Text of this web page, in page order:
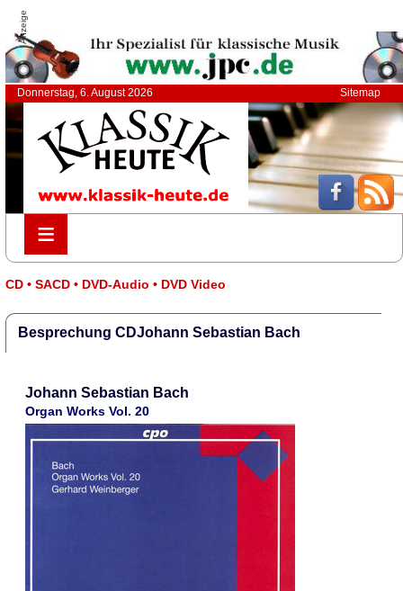
Anzeige
Donnerstag, 6. August 2026 Sitemap
≡
≡
CD • SACD • DVD-Audio • DVD Video
Besprechung CDJohann Sebastian Bach
Johann Sebastian Bach
Organ Works Vol. 20